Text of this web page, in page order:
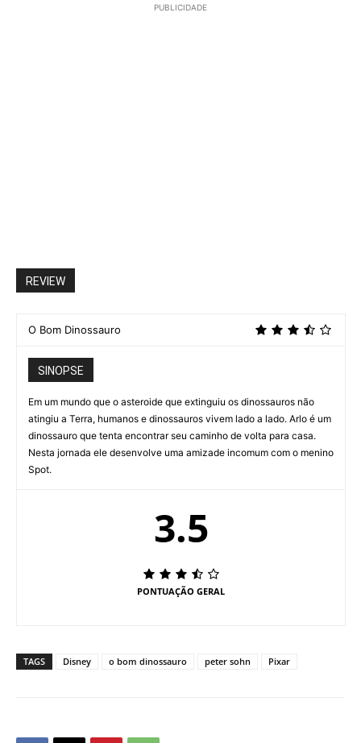
PUBLICIDADE
REVIEW
O Bom Dinossauro
SINOPSE
Em um mundo que o asteroide que extinguiu os dinossauros não
atingiu a Terra, humanos e dinossauros vivem lado a lado. Arlo é um
dinossauro que tenta encontrar seu caminho de volta para casa.
Nesta jornada ele desenvolve uma amizade incomum com o menino
Spot.
3.5
PONTUAÇÃO GERAL
TAGS Disney o bom dinossauro peter sohn Pixar